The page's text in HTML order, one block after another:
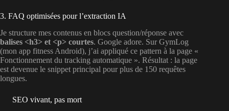
3. FAQ optimisées pour l’extraction IA
Je structure mes contenus en blocs question/réponse avec
balises <h3> et <p> courtes. Google adore. Sur GymLog
(mon app fitness Android), j’ai appliqué ce pattern à la page «
Fonctionnement du tracking automatique ». Résultat : la page
est devenue le snippet principal pour plus de 150 requêtes
longues.
SEO vivant, pas mort